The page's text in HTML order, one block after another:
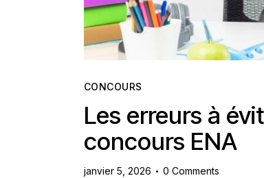
CONCOURS
Les erreurs à
concours ENA
janvier 5, 2026 0 Comments